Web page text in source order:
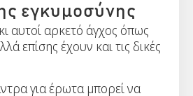
εγκυμοσύνης
αυτοί αρκετό άγχος όπως
επίσης έχουν και τις δικές
για έρωτα μπορεί να